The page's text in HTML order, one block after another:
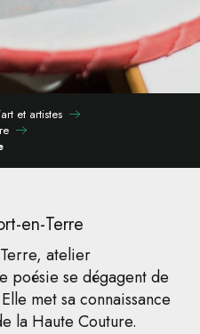
et artistes
en-Terre
atelier
poésie se dégagent de
met sa connaissance
la Haute Couture.